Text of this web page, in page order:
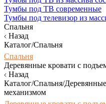
Тумбы под ТВ современные
Тумбы под телевизор из
Спальня
Назад
Каталог/Спальня
Спальня
Деревянные кровати с
Назад
Каталог/Спальня/
механизмом